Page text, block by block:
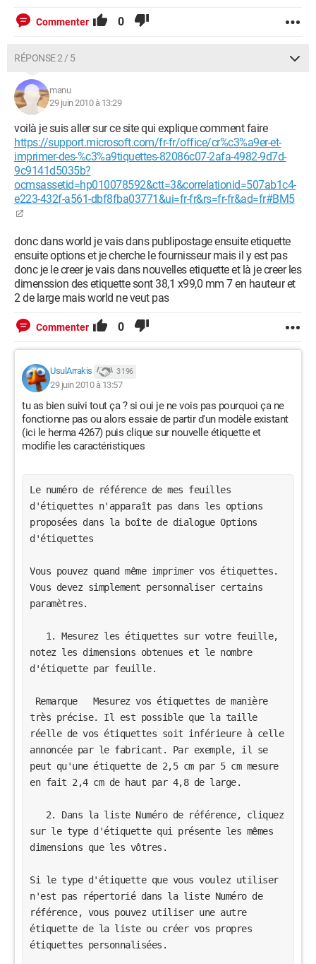
Commenter 0
RÉPONSE 2 / 5
manu
29 juin 2010 à 13:29
voilà je suis aller sur ce site qui explique comment faire
https://support.microsoft.com/fr-fr/office/cr%c3%a9er-et-
imprimer-des-%c3%a9tiquettes-82086c07-2afa-4982-9d7d-
9c9141d5035b?
ocmsassetid=hp010078592&ctt=3&correlationid=507ab1c4-
e223-432f-a561-dbf8fba03771&ui=fr-fr&rs=fr-fr&ad=fr#BM5
donc dans world je vais dans publipostage ensuite etiquette
ensuite options et je cherche le fournisseur mais il y est pas
donc je le creer je vais dans nouvelles etiquette et là je creer les
dimenssion des etiquette sont 38,1 x99,0 mm 7 en hauteur et
2 de large mais world ne veut pas
Commenter 0
UsulArrakis 3 196
29 juin 2010 à 13:57
tu as bien suivi tout ça ? si oui je ne vois pas pourquoi ça ne
fonctionne pas ou alors essaie de partir d'un modèle existant
(ici le herma 4267) puis clique sur nouvelle étiquette et
modifie les caractéristiques
Le numéro de référence de mes feuilles
d'étiquettes n'apparaît pas dans les options
proposées dans la boîte de dialogue Options
d'étiquettes
Vous pouvez quand même imprimer vos étiquettes.
Vous devez simplement personnaliser certains
paramètres.
notez les dimensions obtenues et le nombre
d'étiquette par feuille.
très précise. Il est possible que la taille
réelle de vos étiquettes soit inférieure à celle
annoncée par le fabricant. Par exemple, il se
peut qu'une étiquette de 2,5 cm par 5 cm mesure
en fait 2,4 cm de haut par 4,8 de large.
sur le type d'étiquette qui présente les mêmes
dimensions que les vôtres.
Si le type d'étiquette que vous voulez utiliser
n'est pas répertorié dans la liste Numéro de
référence, vous pouvez utiliser une autre
étiquette de la liste ou créer vos propres
étiquettes personnalisées.